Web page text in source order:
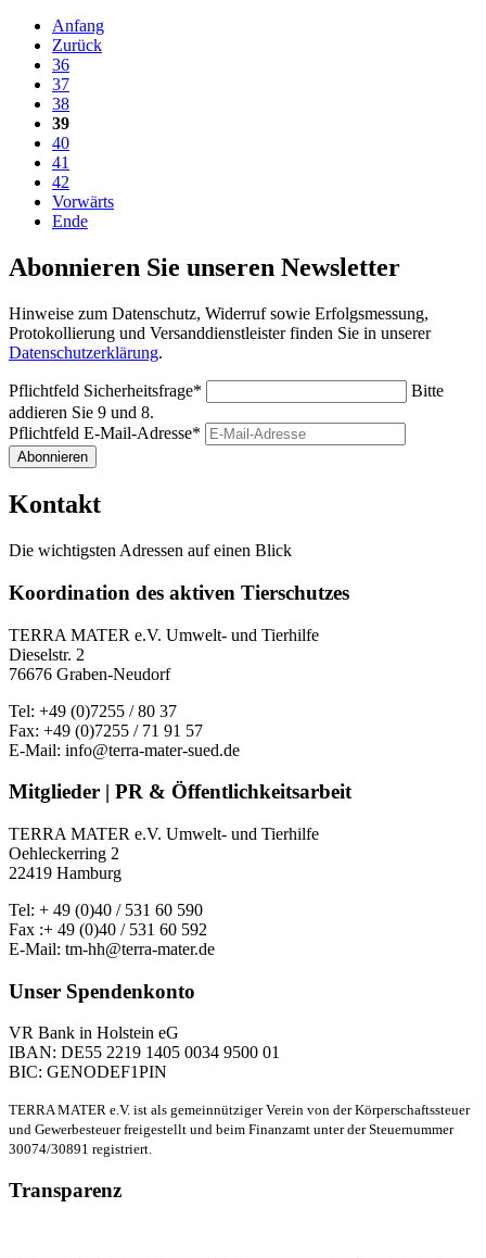
Anfang
Zurück
36
37
38
39
40
41
42
Vorwärts
Ende
Abonnieren Sie unseren Newsletter
Hinweise zum Datenschutz, Widerruf sowie Erfolgsmessung,
Protokollierung und Versanddienstleister finden Sie in unserer
Datenschutzerklärung.
Pflichtfeld Sicherheitsfrage*
Bitte
addieren Sie 9 und 8.
Pflichtfeld E-Mail-Adresse*
Abonnieren
Kontakt
Die wichtigsten Adressen auf einen Blick
Koordination des aktiven Tierschutzes
TERRA MATER e.V. Umwelt- und Tierhilfe
Dieselstr. 2
76676 Graben-Neudorf
Tel: +49 (0)7255 / 80 37
Fax: +49 (0)7255 / 71 91 57
E-Mail: info@terra-mater-sued.de
Mitglieder | PR & Öffentlichkeitsarbeit
TERRA MATER e.V. Umwelt- und Tierhilfe
Oehleckerring 2
22419 Hamburg
Tel: + 49 (0)40 / 531 60 590
Fax :+ 49 (0)40 / 531 60 592
E-Mail: tm-hh@terra-mater.de
Unser Spendenkonto
VR Bank in Holstein eG
IBAN: DE55 2219 1405 0034 9500 01
BIC: GENODEF1PIN
TERRA MATER e.V. ist als gemeinnütziger Verein von der Körperschaftssteuer
und Gewerbesteuer freigestellt und beim Finanzamt unter der Steuernummer
30074/30891 registriert.
Transparenz